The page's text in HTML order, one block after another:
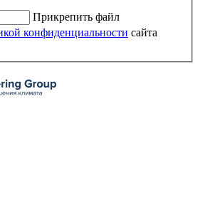
Прикрепить файл
конфиденциальности сайта